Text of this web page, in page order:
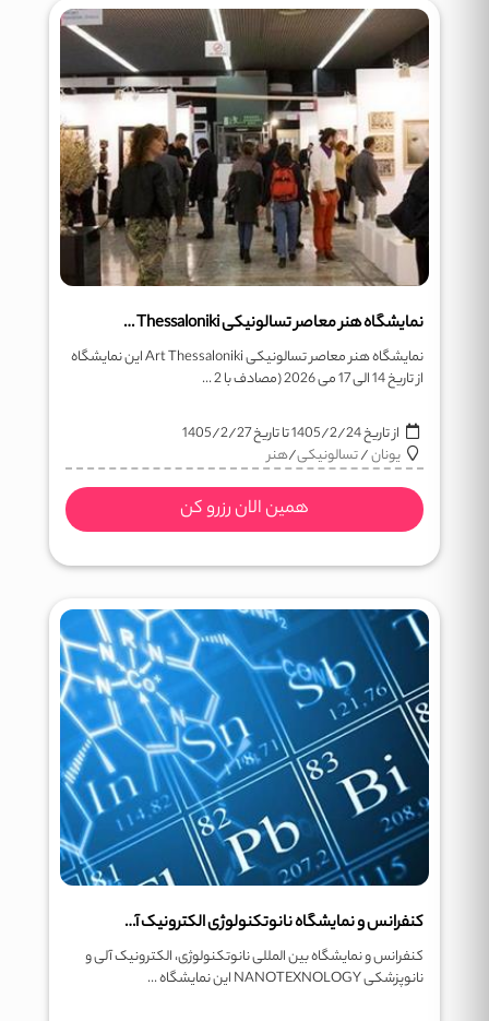
نمایشگاه هنر معاصر تسالونیکی Art Thessaloniki
نمایشگاه هنر معاصر تسالونیکی Art Thessaloniki این نمایشگاه
از تاریخ 14 الی 17 می 2026 (مصادف با 2 ...
از تاریخ1405/2/24تا تاریخ1405/2/27
یونان/تسالونیکی/هنر
همین الان رزرو کن
کنفرانس و نمایشگاه نانوتکنولوژی الکترونیک آلی و نانوپزشکی NANOTEXNOLOGY
کنفرانس و نمایشگاه بین المللی نانوتکنولوژی، الکترونیک آلی و
نانوپزشکی NANOTEXNOLOGY این نمایشگاه ...